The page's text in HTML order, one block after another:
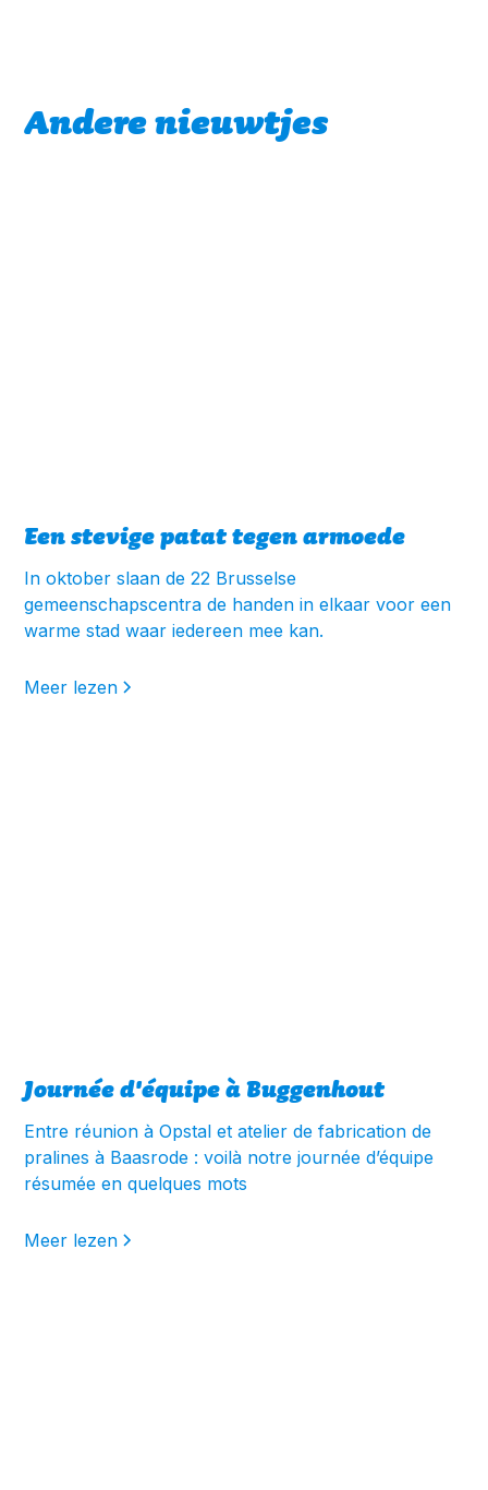
Andere nieuwtjes
Een stevige patat tegen armoede
In oktober slaan de 22 Brusselse
gemeenschapscentra de handen in elkaar voor een
warme stad waar iedereen mee kan.
Meer lezen
Journée d'équipe à Buggenhout
Entre réunion à Opstal et atelier de fabrication de
pralines à Baasrode : voilà notre journée d’équipe
résumée en quelques mots
Meer lezen